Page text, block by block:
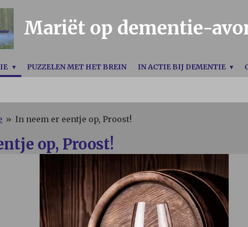
Mariët op dementie-
PUZZELEN MET HET BREIN IN ACTIE BIJ DEMENTIE
» In neem er eentje op, Proost!
op, Proost!